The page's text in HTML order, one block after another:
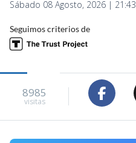
Sábado 08 Agosto, 2026 | 21:43
Seguimos criterios de
8985
visitas